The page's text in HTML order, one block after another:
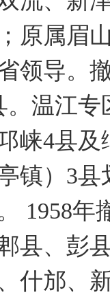
原属眉
领导。
温江专
崃4县
镇）3县
1958
县、彭
什邡、